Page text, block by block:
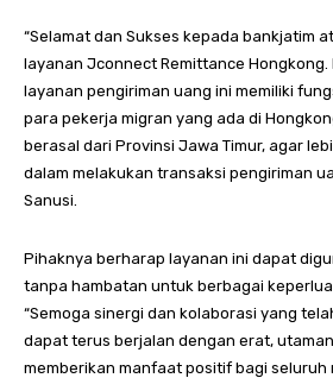
“Selamat dan Sukses kepada bankjatim
layanan Jconnect Remittance Hongkong.
layanan pengiriman uang ini memiliki
para pekerja migran yang ada di
berasal dari Provinsi Jawa Timur, agar
dalam melakukan transaksi pengiriman
Sanusi.
Pihaknya berharap layanan ini dapat
tanpa hambatan untuk berbagai
“Semoga sinergi dan kolaborasi yang
dapat terus berjalan dengan erat,
memberikan manfaat positif bagi seluruh